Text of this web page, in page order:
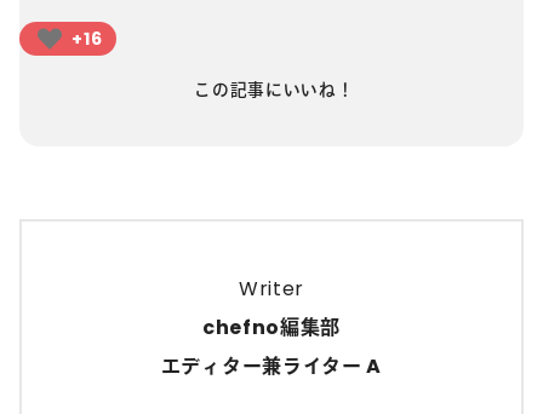
+16
この記事にいいね！
Writer
chefno編集部
エディター兼ライター A